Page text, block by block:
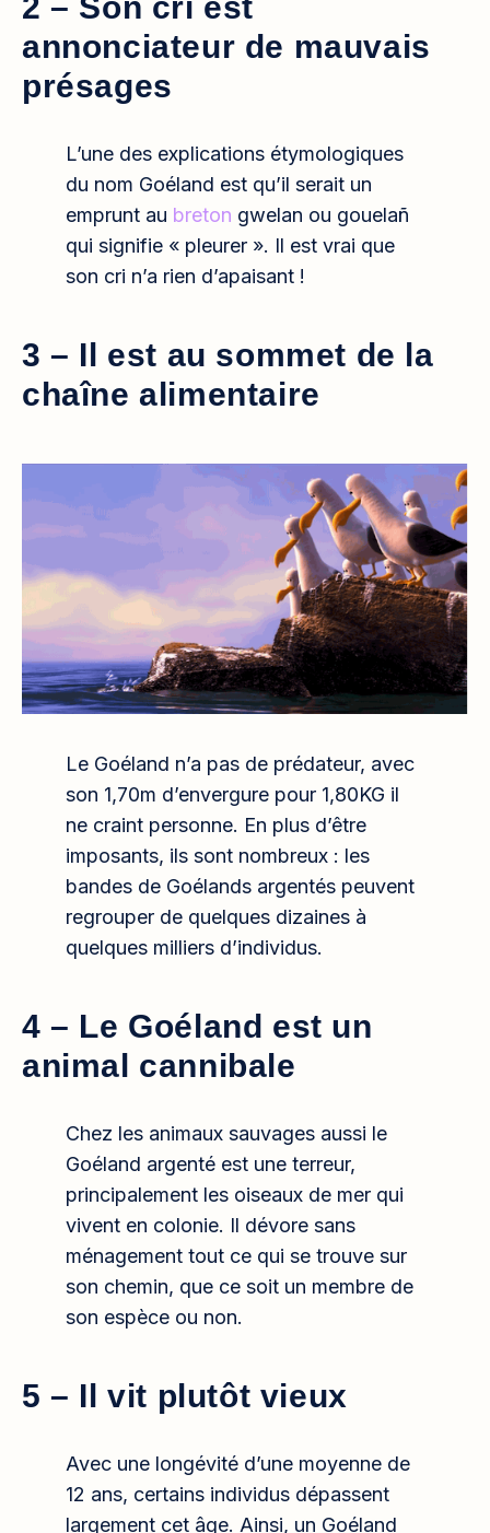
annonciateur de mauvais
présages
L’une des explications étymologiques
du nom Goéland est qu’il serait un
emprunt au breton gwelan ou gouelañ
qui signifie « pleurer ». Il est vrai que
son cri n’a rien d’apaisant !
3 – Il est au sommet de la
chaîne alimentaire
Le Goéland n’a pas de prédateur, avec
son 1,70m d’envergure pour 1,80KG il
ne craint personne. En plus d’être
imposants, ils sont nombreux : les
bandes de Goélands argentés peuvent
regrouper de quelques dizaines à
quelques milliers d’individus.
4 – Le Goéland est un
animal cannibale
Chez les animaux sauvages aussi le
Goéland argenté est une terreur,
principalement les oiseaux de mer qui
vivent en colonie. Il dévore sans
ménagement tout ce qui se trouve sur
son chemin, que ce soit un membre de
son espèce ou non.
5 – Il vit plutôt vieux
Avec une longévité d’une moyenne de
12 ans, certains individus dépassent
largement cet âge. Ainsi, un Goéland